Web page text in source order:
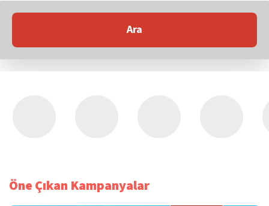
Ara
Öne Çıkan Kampanyalar